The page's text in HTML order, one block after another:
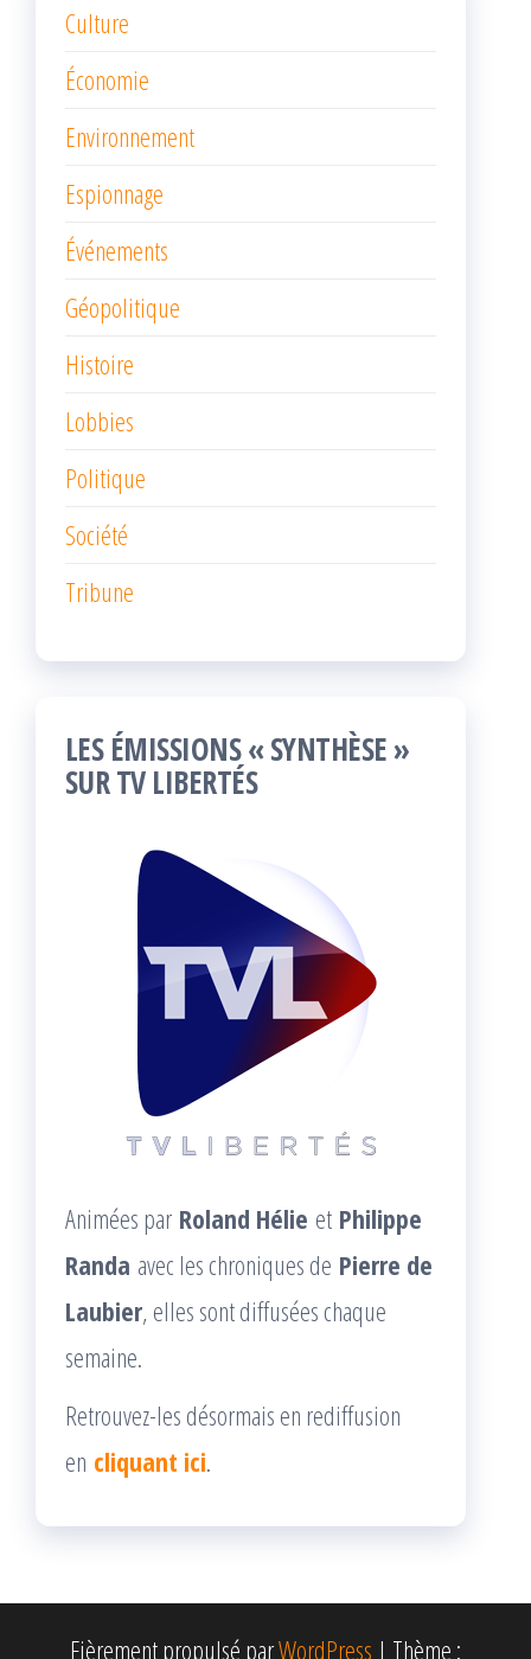
Culture
Économie
Environnement
Espionnage
Événements
Géopolitique
Histoire
Lobbies
Politique
Société
Tribune
LES ÉMISSIONS « SYNTHÈSE »
SUR TV LIBERTÉS
Animées par Roland Hélie et Philippe
Randa avec les chroniques de Pierre de
Laubier, elles sont diffusées chaque
semaine.
Retrouvez-les désormais en rediffusion
en cliquant ici.
Fièrement propulsé parWordPress | Thème :